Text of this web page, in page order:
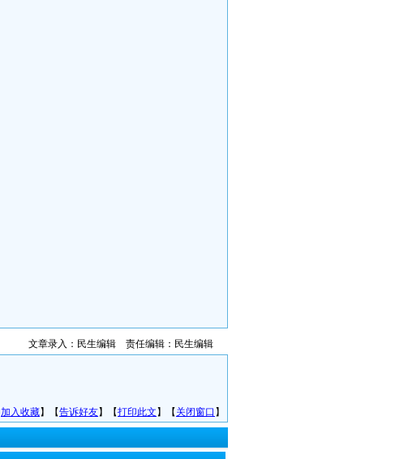
文章录入：民生编辑 责任编辑：民生编辑
加入收藏】【告诉好友】【打印此文 】【 关闭窗口 】